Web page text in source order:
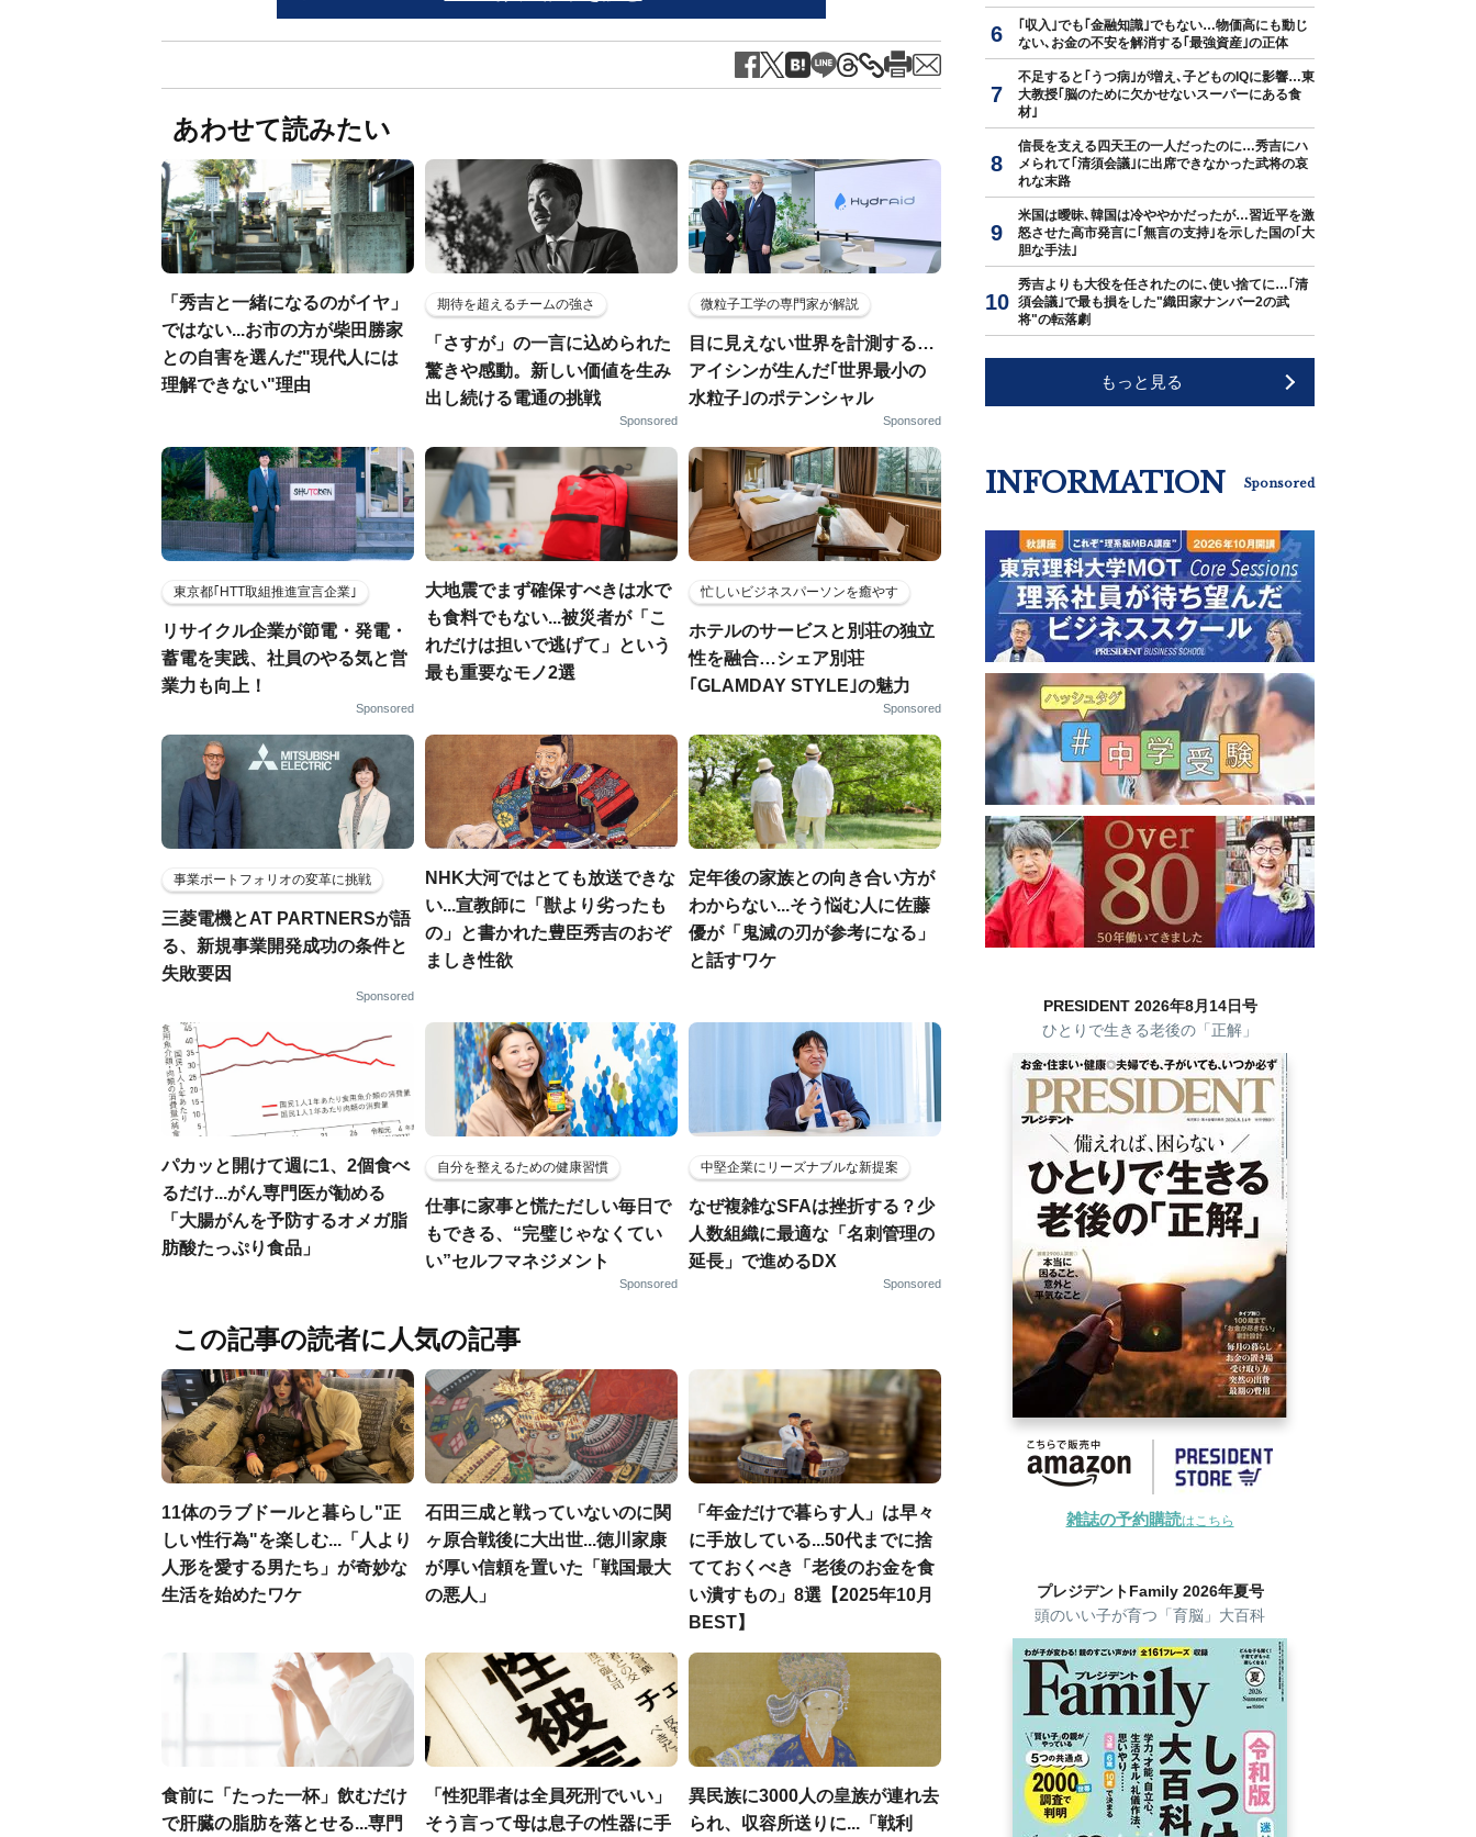
あわせて読みたい
「秀吉と一緒になるのがイヤ」
ではない...お市の方が柴田勝家
との自害を選んだ"現代人には
理解できない"理由
期待を超えるチームの強さ
「さすが」の一言に込められた
驚きや感動。新しい価値を生み
出し続ける電通の挑戦
Sponsored
微粒子工学の専門家が解説
目に見えない世界を計測する…
アイシンが生んだ｢世界最小の
水粒子｣のポテンシャル
Sponsored
東京都｢HTT取組推進宣言企業｣
リサイクル企業が節電・発電・
蓄電を実践、社員のやる気と営
業力も向上！
Sponsored
大地震でまず確保すべきは水で
も食料でもない...被災者が「こ
れだけは担いで逃げて」という
最も重要なモノ2選
忙しいビジネスパーソンを癒やす
ホテルのサービスと別荘の独立
性を融合…シェア別荘
｢GLAMDAY STYLE｣の魅力
Sponsored
事業ポートフォリオの変革に挑戦
三菱電機とAT PARTNERSが語
る、新規事業開発成功の条件と
失敗要因
Sponsored
NHK大河ではとても放送できな
い...宣教師に「獣より劣ったも
の」と書かれた豊臣秀吉のおぞ
ましき性欲
定年後の家族との向き合い方が
わからない...そう悩む人に佐藤
優が「鬼滅の刃が参考になる」
と話すワケ
パカッと開けて週に1、2個食べ
るだけ...がん専門医が勧める
「大腸がんを予防するオメガ脂
肪酸たっぷり食品」
自分を整えるための健康習慣
仕事に家事と慌ただしい毎日で
もできる、“完璧じゃなくてい
い”セルフマネジメント
Sponsored
中堅企業にリーズナブルな新提案
なぜ複雑なSFAは挫折する？少
人数組織に最適な「名刺管理の
延長」で進めるDX
Sponsored
この記事の読者に人気の記事
11体のラブドールと暮らし"正
しい性行為"を楽しむ...「人より
人形を愛する男たち」が奇妙な
生活を始めたワケ
石田三成と戦っていないのに関
ヶ原合戦後に大出世...徳川家康
が厚い信頼を置いた「戦国最大
の悪人」
「年金だけで暮らす人」は早々
に手放している...50代までに捨
てておくべき「老後のお金を食
い潰すもの」8選【2025年10月
BEST】
食前に「たった一杯」飲むだけ
で肝臓の脂肪を落とせる...専門
「性犯罪者は全員死刑でいい」
そう言って母は息子の性器に手
異民族に3000人の皇族が連れ去
られ、収容所送りに...「戦利
｢収入｣でも｢金融知識｣でもない…物価高にも動じ
ない､お金の不安を解消する｢最強資産｣の正体
不足すると｢うつ病｣が増え､子どものIQに影響…東
大教授｢脳のために欠かせないスーパーにある食
材｣
信長を支える四天王の一人だったのに…秀吉にハ
メられて｢清須会議｣に出席できなかった武将の哀
れな末路
米国は曖昧､韓国は冷ややかだったが…習近平を激
怒させた高市発言に｢無言の支持｣を示した国の｢大
胆な手法｣
秀吉よりも大役を任されたのに､使い捨てに…｢清
須会議｣で最も損をした"織田家ナンバー2の武
将"の転落劇
もっと見る
INFORMATION Sponsored
PRESIDENT 2026年8月14日号
ひとりで生きる老後の「正解」
雑誌の予約購読はこちら
プレジデントFamily 2026年夏号
頭のいい子が育つ「育脳」大百科